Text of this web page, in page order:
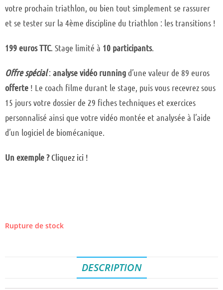
votre prochain triathlon, ou bien tout simplement se rassurer
et se tester sur la 4ème discipline du triathlon : les transitions !
199 euros TTC. Stage limité à 10 participants.
Offre spécial : analyse vidéo running d’une valeur de 89 euros
offerte ! Le coach filme durant le stage, puis vous recevrez sous
15 jours votre dossier de 29 fiches techniques et exercices
personnalisé ainsi que votre vidéo montée et analysée à l’aide
d’un logiciel de biomécanique.
Un exemple ? Cliquez ici !
Rupture de stock
DESCRIPTION